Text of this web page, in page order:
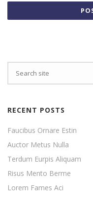
RECENT POSTS
Faucibus Ornare Estin
Auctor Metus Nulla
Terdum Eurpis Aliquam
Risus Mento Berme
Lorem Fames Aci